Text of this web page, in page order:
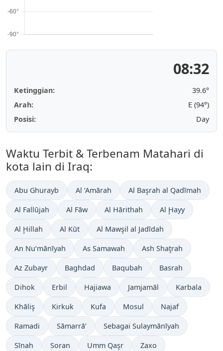
08:32
Ketinggian:
39.6°
Arah:
E (94°)
Posisi:
Day
Waktu Terbit & Terbenam Matahari di
kota lain di Iraq:
Abu Ghurayb Al ‘Amārah Al Başrah al Qadīmah
Al Fallūjah Al Fāw Al Hārithah Al Ḩayy
Al Ḩillah Al Kūt Al Mawşil al Jadīdah
An Nu‘mānīyah As Samawah Ash Shaţrah
Az Zubayr Baghdad Baqubah Basrah
Dihok Erbil Hajiawa Jamjamāl Karbala
Khāliş Kirkuk Kufa Mosul Najaf
Ramadi Sāmarrā’ Sebagai Sulaymānīyah
Sīnah Soran Umm Qaşr Zaxo